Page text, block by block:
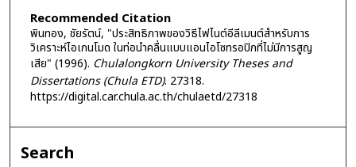
Recommended Citation
พินทอง, ชัยรัตน์, "ประสิทธิภาพของวิธีไฟไนต์อีลีเมนต์สำหรับการ
วิเคราะห์ไอเกนโมด ในท่อนำคลื่นแบบแอนไอโซทรอปิกที่ไม่มีการสูญ
เสีย" (1996). Chulalongkorn University Theses and
Dissertations (Chula ETD). 27318.
https://digital.car.chula.ac.th/chulaetd/27318
Search